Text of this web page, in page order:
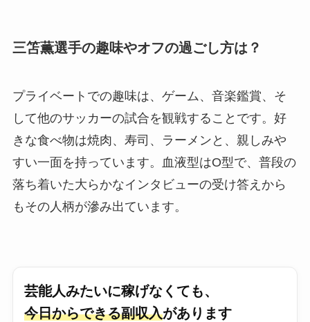
三笘薫選手の趣味やオフの過ごし方は？
プライベートでの趣味は、ゲーム、音楽鑑賞、そ
して他のサッカーの試合を観戦することです。好
きな食べ物は焼肉、寿司、ラーメンと、親しみや
すい一面を持っています。血液型はO型で、普段の
落ち着いた大らかなインタビューの受け答えから
もその人柄が滲み出ています。
芸能人みたいに稼げなくても、
今日からできる副収入があります